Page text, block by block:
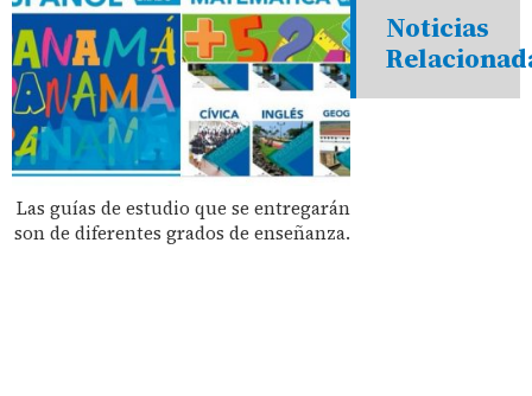
Las guías de estudio que se entregarán
son de diferentes grados de enseñanza.
Noticias